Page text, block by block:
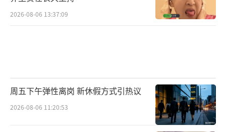
2026-08-06 13:37:09
周五下午弹性离岗 新休假方式引热议
2026-08-06 11:20:53